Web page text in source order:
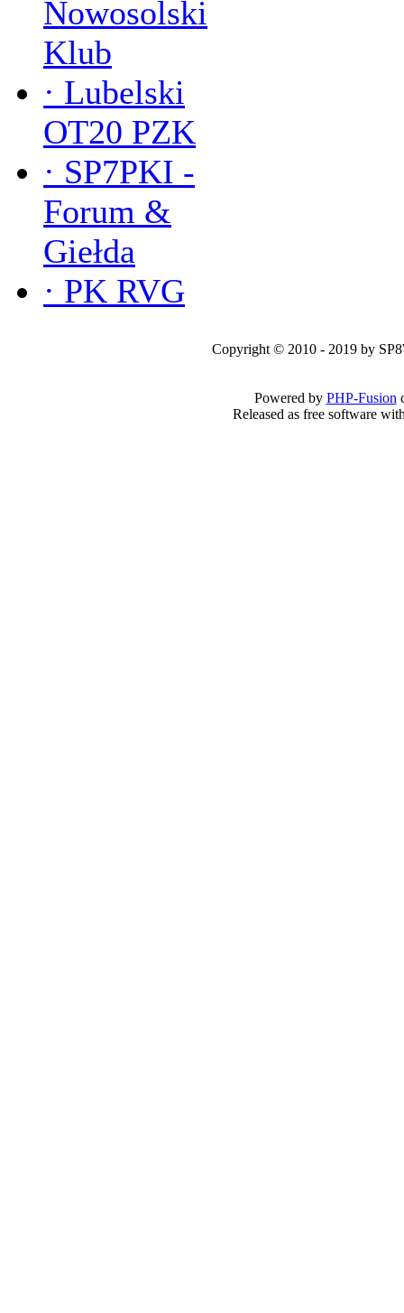
Nowosolski
Klub
· Lubelski
OT20 PZK
· SP7PKI -
Forum &
Giełda
· PK RVG
Copyright © 2010 - 2019 by
Powered by PHP-Fusion
Released as free software